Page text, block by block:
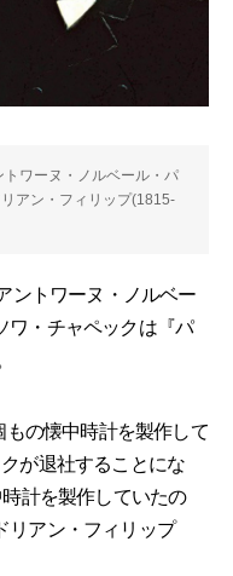
ワーヌ・ノルベール・パ
アン・フィリップ(1815-
ントワーヌ・ノルベー
ワ・チャペックは『パ
の懐中時計を製作して
が退社することにな
計を製作していたの
リアン・フィリップ